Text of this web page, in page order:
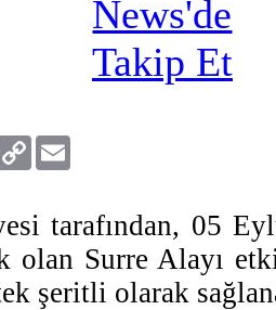
Copy
Link
tarafından, 05
olan Surre Alayı
şeritli olarak